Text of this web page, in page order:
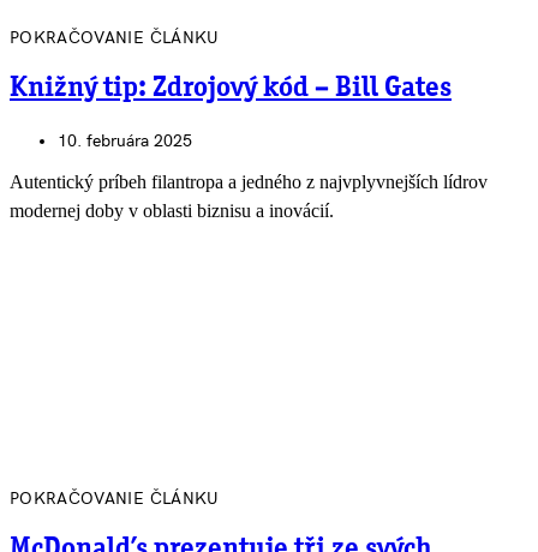
POKRAČOVANIE ČLÁNKU
Knižný tip: Zdrojový kód – Bill Gates
10. februára 2025
Autentický príbeh filantropa a jedného z najvplyvnejších lídrov
modernej doby v oblasti biznisu a inovácií.
POKRAČOVANIE ČLÁNKU